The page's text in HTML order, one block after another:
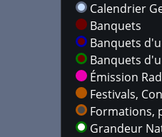
Calendrier
Banquets
Banquets
Banquets
Émission
Festivals,
Formations,
Grandeur